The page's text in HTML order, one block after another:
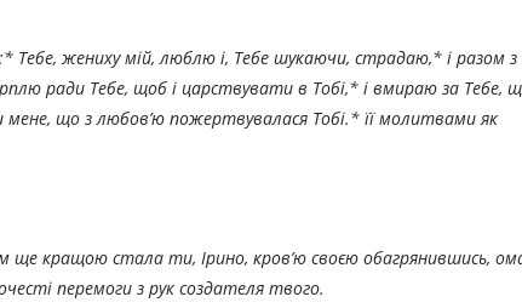
Тебе, жениху мій, люблю і, Тебе шукаючи, страдаю,* і разом
ради Тебе, щоб і царствувати в Тобі,* і вмираю за Тебе,
що з любов’ю пожертвувалася Тобі.* її молитвами як
кращою стала ти, Ірино, кров’ю своєю обагрянившись,
перемоги з рук создателя твого.